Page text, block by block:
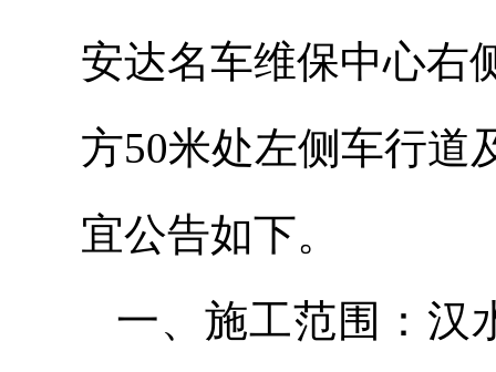
安达名车维保中心右
方50米处左侧车行道
宜公告如下。
一、施工范围：汉